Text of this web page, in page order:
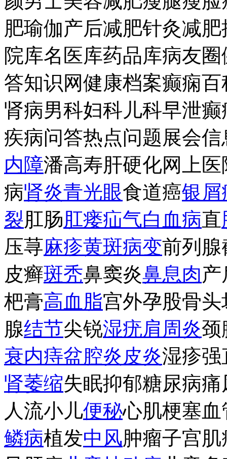
肥瑜伽产后减肥针灸减
院库名医库药品库病友
答知识网健康档案癫痫
肾病男科妇科儿科早泄癫
疾病问答热点问题展会
内障潘高寿肝硬化网上
病肾炎青光眼食道癌银屑
裂肛肠肛瘘疝气白血病直
压荨麻疹黄斑病变前列腺
皮癣斑秃鼻窦炎鼻息肉产
杷膏高血脂宫外孕股骨
腺结节尖锐湿疣肩周炎颈
衰内痔盆腔炎皮炎湿疹强
肾萎缩失眠抑郁糖尿病痛
人流小儿便秘心肌梗塞
鳞病植发中风肿瘤子宫肌